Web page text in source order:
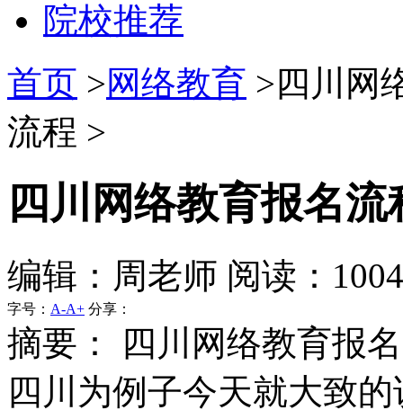
院校推荐
首页 >网络教育 >四川网
流程 >
四川网络教育报名流
编辑：周老师 阅读：1004
字号： A-A+ 分享：
摘要：
四川网络教育报
四川为例子今天就大致